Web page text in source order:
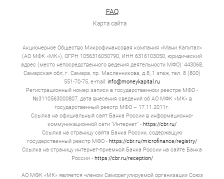
FAQ
Карта сайта
Акционерное Общество Микрофинансовая компания «Мани Капитал»
(АО МФК «МК»), ОГРН 1056316050790, ИНН 6316103050, юридический
адрес (место непосредственного ведения деятельности МФО): 443068,
Самарская обл, г. Самара, пр. Масленникова, д.8, 1 этаж, тел. 8 (800)
551-70-75, e-mail: info@moneykapital.ru
Регистрационный номер записи в государственном реестре МФО -
№3110563000807, дата внесения сведений об АО МФК «МК» в
государственный реестр МФО – 17.11.2011г.
Ссылка на официальный сайт Банка России в информационно-
коммуникационной сети "Интернет" - https://cbr.ru/
Ссылка на страницу сайта Банка России, содержащую
государственный реестр МФО - https://cbr.ru/microfinance/registry/
Ссылка на страницу интернет-приемной Банка России на сайте Банка
России - https://cbr.ru/reception/
АО МФК «МК» является членом Саморегулируемой организации Союз